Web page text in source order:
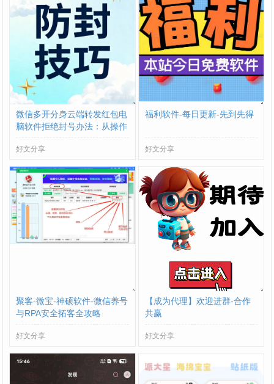
微信多开分身云端转发红包电
脑软件拒绝封号办法：从操作
好文分享
福利软件-每日更新-先到先得
好文分享
聚客-微宝-神硕软件-微信养号
与RPA安全拓客全攻略
好文分享
【成为代理】欢迎进群-合作
共赢
好文分享